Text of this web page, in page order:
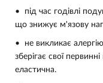
• під час годівлі
що знижує м'язову
•
не викликає
зберігає свої
еластична.